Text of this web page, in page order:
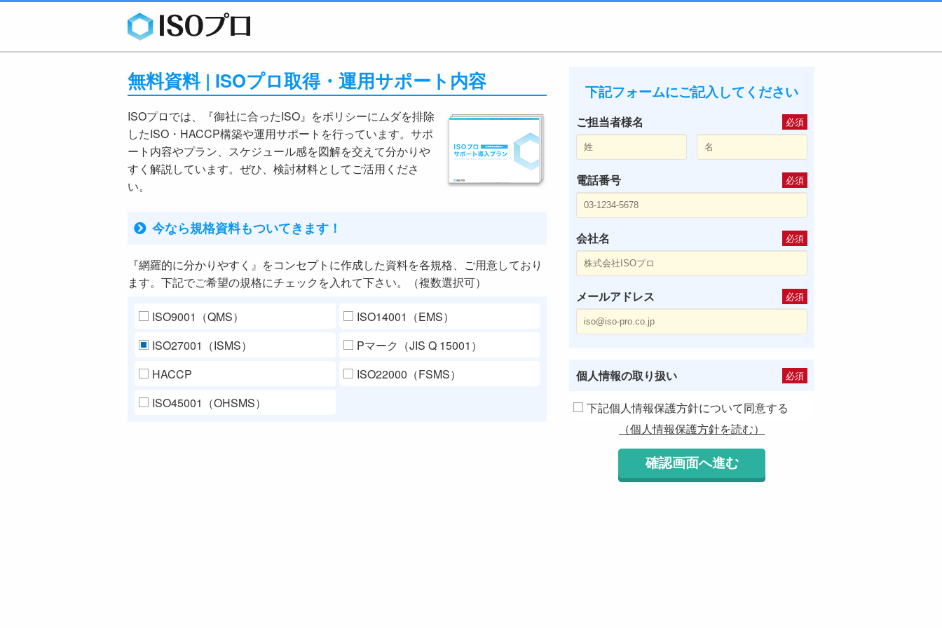
無料資料 | ISOプロ取得・運用サポート内容
ISOプロでは、『御社に合ったISO』をポリシーにムダを排除
したISO・HACCP構築や運用サポートを行っています。サポ
ート内容やプラン、スケジュール感を図解を交えて分かりや
すく解説しています。ぜひ、検討材料としてご活用くださ
い。
今なら規格資料もついてきます！
『網羅的に分かりやすく』をコンセプトに作成した資料を各規格、ご用意しており
ます。下記でご希望の規格にチェックを入れて下さい。（複数選択可）
ISO9001（QMS）
ISO14001（EMS）
ISO27001（ISMS）
Pマーク（JIS Q 15001）
HACCP
ISO22000（FSMS）
ISO45001（OHSMS）
下記フォームにご記入してください
ご担当者様名 必須
電話番号 必須
会社名 必須
メールアドレス 必須
個人情報の取り扱い 必須
下記個人情報保護方針について同意する
（個人情報保護方針を読む）